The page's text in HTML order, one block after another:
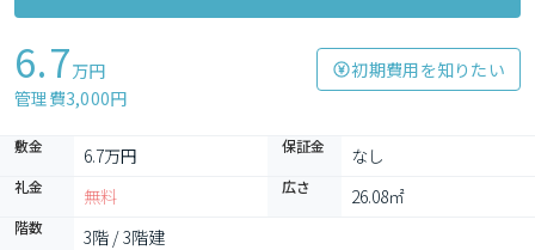
6.7万円
管理費3,000円
初期費用を知りたい
敷金 6.7万円 保証金 なし
礼金 無料 広さ 26.08㎡
階数 3階 / 3階建